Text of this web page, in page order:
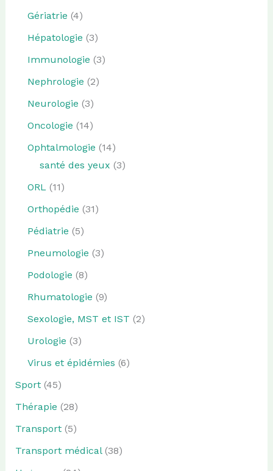
Gériatrie (4)
Hépatologie (3)
Immunologie (3)
Nephrologie (2)
Neurologie (3)
Oncologie (14)
Ophtalmologie (14)
santé des yeux (3)
ORL (11)
Orthopédie (31)
Pédiatrie (5)
Pneumologie (3)
Podologie (8)
Rhumatologie (9)
Sexologie, MST et IST (2)
Urologie (3)
Virus et épidémies (6)
Sport(45)
Thérapie (28)
Transport(5)
Transport médical(38)